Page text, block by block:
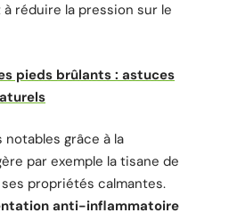
réduire la pression sur le
pieds brûlants : astuces
notables grâce à la
par exemple la tisane de
propriétés calmantes.
anti-inflammatoire